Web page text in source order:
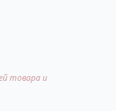
товара и